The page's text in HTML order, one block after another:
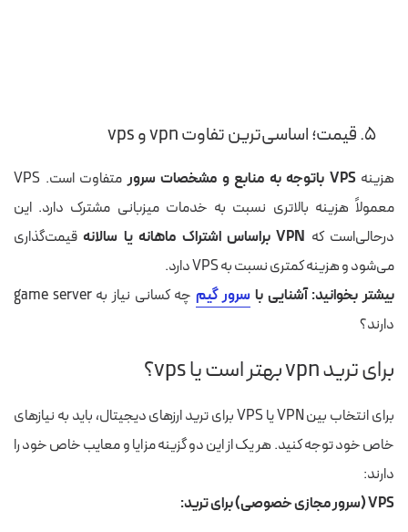
۵. قیمت؛ اساسی‌ترین تفاوت vpn و vps
هزینهVPS باتوجه به منابع و مشخصات سرور
متفاوت است. VPS
معمولاً هزینه بالاتری نسبت به خدمات میزبانی مشترک دارد. این
درحالی‌است که VPN براساس اشتراک ماهانه یا سالانه
قیمت‌گذاری
می‌شود و هزینه کمتری نسبت به VPS دارد.
بیشتر بخوانید: آشنایی با سرور گیم
چه کسانی نیاز به game server
دارند؟
برای ترید vpn بهتر است یا vps؟
برای انتخاب بین VPN یا VPS برای ترید ارزهای دیجیتال، باید به نیازهای
خاص خود توجه کنید. هر یک از این دو گزینه مزایا و معایب خاص خود را
دارند:
VPS (سرور مجازی خصوصی) برای ترید: